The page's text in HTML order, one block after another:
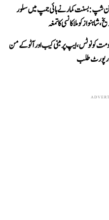
چمپئن شپ: بسنت کمار نے ہائی جمپ میں سلور
کو ملا کانسی کا تمغہ
کو نوٹس، ایپ پر مبنی کیب اور آٹو کے من